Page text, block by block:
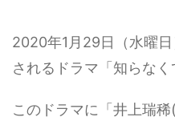
2020年1月29日（水曜
されるドラマ「知らな
このドラマに「井上瑞